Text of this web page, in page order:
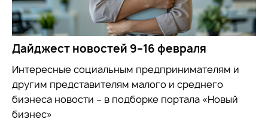
Дайджест новостей 9–16 февраля
Интересные социальным предпринимателям и
другим представителям малого и среднего
бизнеса новости – в подборке портала «Новый
бизнес»